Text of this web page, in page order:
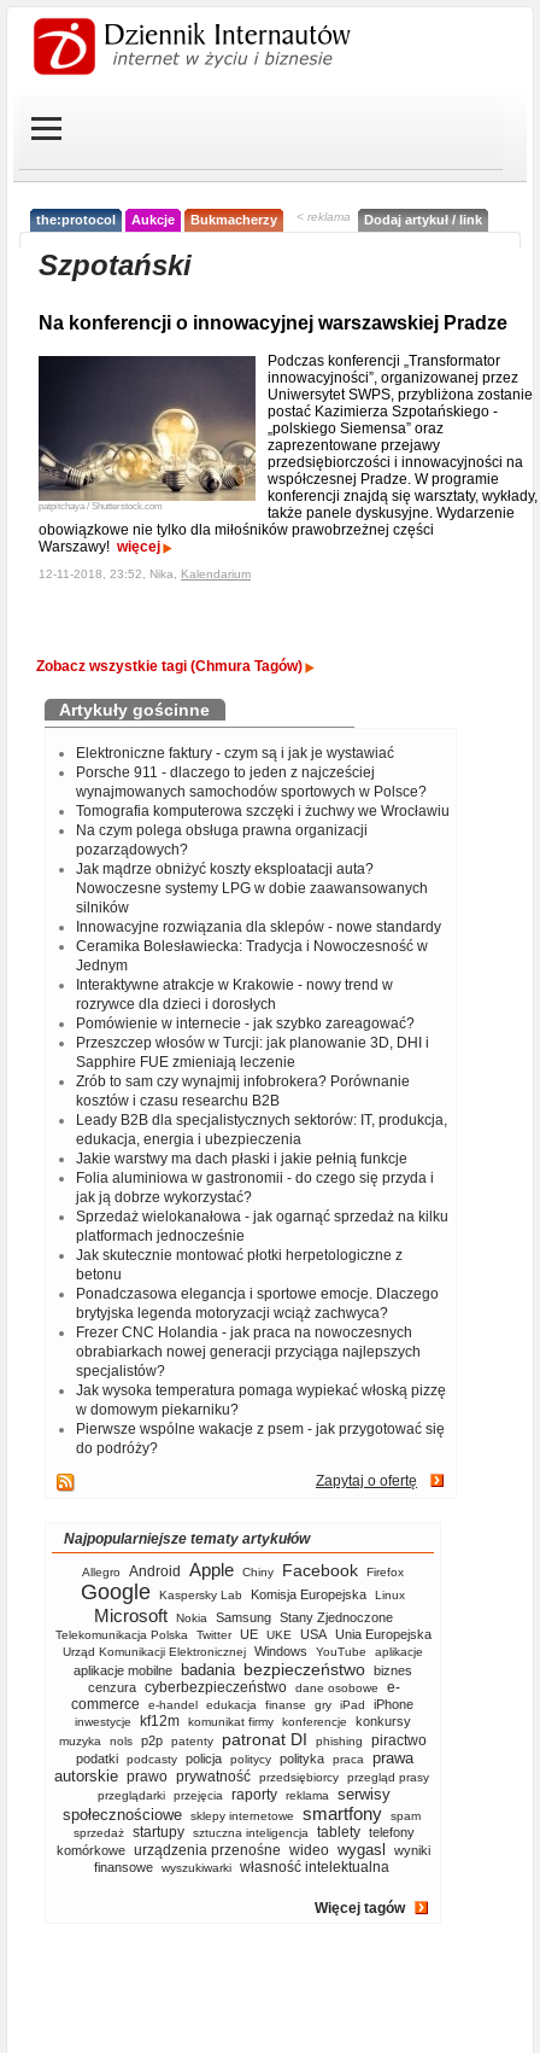
the:protocol Aukcje Bukmacherzy < reklama Dodaj artykuł / link
Szpotański
Na konferencji o innowacyjnej warszawskiej Pradze
patpitchaya / Shutterstock.com
Podczas konferencji „Transformator
innowacyjności”, organizowanej przez
Uniwersytet SWPS, przybliżona zostanie
postać Kazimierza Szpotańskiego -
„polskiego Siemensa” oraz
zaprezentowane przejawy
przedsiębiorczości i innowacyjności na
współczesnej Pradze. W programie
konferencji znajdą się warsztaty,
także panele dyskusyjne. Wydarzenie
obowiązkowe nie tylko dla miłośników prawobrzeżnej części
Warszawy! więcej
12-11-2018, 23:52, Nika, Kalendarium
Zobacz wszystkie tagi (Chmura Tagów)
Artykuły gościnne
Elektroniczne faktury - czym są i jak je wystawiać
Porsche 911 - dlaczego to jeden z najcześciej
wynajmowanych samochodów sportowych w Polsce?
Tomografia komputerowa szczęki i żuchwy we Wrocławiu
Na czym polega obsługa prawna organizacji
pozarządowych?
Jak mądrze obniżyć koszty eksploatacji auta?
Nowoczesne systemy LPG w dobie zaawansowanych
silników
Innowacyjne rozwiązania dla sklepów - nowe standardy
Ceramika Bolesławiecka: Tradycja i Nowoczesność w
Jednym
Interaktywne atrakcje w Krakowie - nowy trend w
rozrywce dla dzieci i dorosłych
Pomówienie w internecie - jak szybko zareagować?
Przeszczep włosów w Turcji: jak planowanie 3D, DHI i
Sapphire FUE zmieniają leczenie
Zrób to sam czy wynajmij infobrokera? Porównanie
kosztów i czasu researchu B2B
Leady B2B dla specjalistycznych sektorów: IT, produkcja,
edukacja, energia i ubezpieczenia
Jakie warstwy ma dach płaski i jakie pełnią funkcje
Folia aluminiowa w gastronomii - do czego się przyda i
jak ją dobrze wykorzystać?
Sprzedaż wielokanałowa - jak ogarnąć sprzedaż na kilku
platformach jednocześnie
Jak skutecznie montować płotki herpetologiczne z
betonu
Ponadczasowa elegancja i sportowe emocje. Dlaczego
brytyjska legenda motoryzacji wciąż zachwyca?
Frezer CNC Holandia - jak praca na nowoczesnych
obrabiarkach nowej generacji przyciąga najlepszych
specjalistów?
Jak wysoka temperatura pomaga wypiekać włoską pizzę
w domowym piekarniku?
Pierwsze wspólne wakacje z psem - jak przygotować się
do podróży?
Zapytaj o ofertę
Najpopularniejsze tematy artykułów
Allegro Android Apple Chiny Facebook Firefox
Google Kaspersky Lab Komisja Europejska Linux
Microsoft Nokia Samsung Stany Zjednoczone
Telekomunikacja Polska Twitter UE UKE USA Unia Europejska
Urząd Komunikacji Elektronicznej Windows YouTube aplikacje
aplikacje mobilne badania bezpieczeństwo biznes
cenzura cyberbezpieczeństwo dane osobowe
e-
commerce
e-handel edukacja finanse gry iPad iPhone
inwestycje kf12m komunikat firmy konferencje konkursy
muzyka nols p2p patenty patronat DI phishing piractwo
podatki podcasty policja politycy polityka praca
prawa
autorskie prawo prywatność przedsiębiorcy
przegląd prasy
przeglądarki
przejęcia raporty reklama
serwisy
społecznościowe
sklepy internetowe smartfony
spam
sprzedaż
startupy sztuczna inteligencja tablety telefony
komórkowe
urządzenia przenośne wideo wygasl
wyniki
finansowe
wyszukiwarki własność intelektualna
Więcej tagów